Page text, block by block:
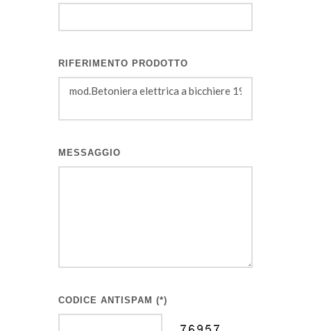
RIFERIMENTO PRODOTTO
MESSAGGIO
CODICE ANTISPAM (*)